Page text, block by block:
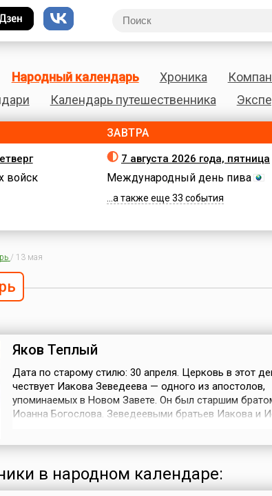
Народный календарь Хроника
Календарь путешественника
войск
ЗАВТРА
7 августа 2026 года, пятница
Международный день пива
...а также еще 33 события
/ 13 мая
Яков Теплый
Дата по старому стилю: 30 апреля. Церковь в этот
чествует Иакова Зеведеева — одного из апостолов,
упоминаемых в Новом Завете. Он был старшим
Иоанна Богослова. Зеведеевыми братьев Иакова и
своего Преображения.С Якова (Иа...
в народном календаре: